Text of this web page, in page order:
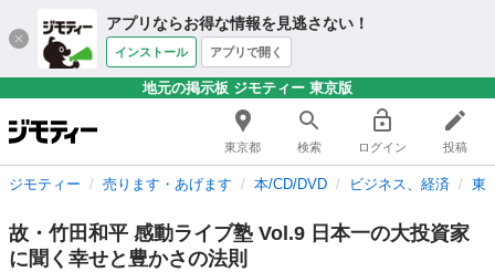
アプリならお得な情報を見逃さない！
インストール アプリで開く
地元の掲示板 ジモティー 東京版
東京都 検索 ログイン 投稿
ジモティー 売ります・あげます 本/CD/DVD ビジネス、経済 東
故・竹田和平 感動ライブ塾 Vol.9 日本一の大投資家
に聞く幸せと豊かさの法則